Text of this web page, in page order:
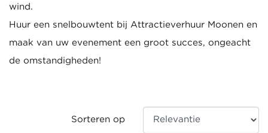
wind.
Huur een snelbouwtent bij Attractieverhuur Moonen en
maak van uw evenement een groot succes, ongeacht
de omstandigheden!
Sorteren op